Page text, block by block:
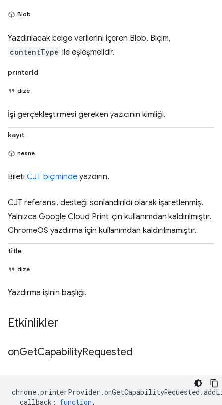
Blob
Yazdırılacak belge verilerini içeren Blob. Biçim,
contentType ile eşleşmelidir.
printerId
dize
İşi gerçekleştirmesi gereken yazıcının kimliği.
kayıt
nesne
Bileti CJT biçiminde yazdırın.
CJT referansı, desteği sonlandırıldı olarak işaretlenmiş.
Yalnızca Google Cloud Print için kullanımdan kaldırılmıştır.
ChromeOS yazdırma için kullanımdan kaldırılmamıştır.
title
dize
Yazdırma işinin başlığı.
Etkinlikler
onGetCapabilityRequested
chrome.printerProvider .onGetCapabilityRequested .
callback : function,